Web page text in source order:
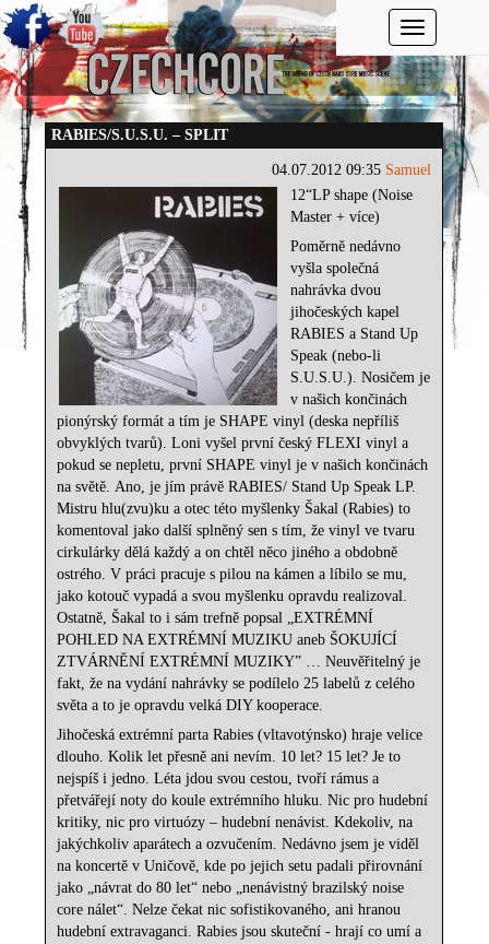
Toggle
RABIES/S.U.S.U. – SPLIT
04.07.2012 09:35 Samuel
12“LP shape (Noise
Master + více)
Poměrně nedávno
vyšla společná
nahrávka dvou
jihočeských kapel
RABIES a Stand Up
Speak (nebo-li
S.U.S.U.). Nosičem je
v našich končinách
pionýrský formát a tím je SHAPE vinyl (deska nepříliš
obvyklých tvarů). Loni vyšel první český FLEXI vinyl a
pokud se nepletu, první SHAPE vinyl je v našich končinách
na světě. Ano, je jím právě RABIES/ Stand Up Speak LP.
Mistru hlu(zvu)ku a otec této myšlenky Šakal (Rabies) to
komentoval jako další splněný sen s tím, že vinyl ve tvaru
cirkulárky dělá každý a on chtěl něco jiného a obdobně
ostrého. V práci pracuje s pilou na kámen a líbilo se mu,
jako kotouč vypadá a svou myšlenku opravdu realizoval.
Ostatně, Šakal to i sám trefně popsal „EXTRÉMNÍ
POHLED NA EXTRÉMNÍ MUZIKU aneb ŠOKUJÍCÍ
ZTVÁRNĚNÍ EXTRÉMNÍ MUZIKY” … Neuvěřitelný je
fakt, že na vydání nahrávky se podílelo 25 labelů z celého
světa a to je opravdu velká DIY kooperace.
Jihočeská extrémní parta Rabies (vltavotýnsko) hraje velice
dlouho. Kolik let přesně ani nevím. 10 let? 15 let? Je to
nejspíš i jedno. Léta jdou svou cestou, tvoří rámus a
přetvářejí noty do koule extrémního hluku. Nic pro hudební
kritiky, nic pro virtuózy – hudební nenávist. Kdekoliv, na
jakýchkoliv aparátech a ozvučením. Nedávno jsem je viděl
na koncertě v Uničově, kde po jejich setu padali přirovnání
jako „návrat do 80 let“ nebo „nenávistný brazilský noise
core nálet“. Nelze čekat nic sofistikovaného, ani hranou
hudební extravaganci. Rabies jsou skuteční - hrají co umí a